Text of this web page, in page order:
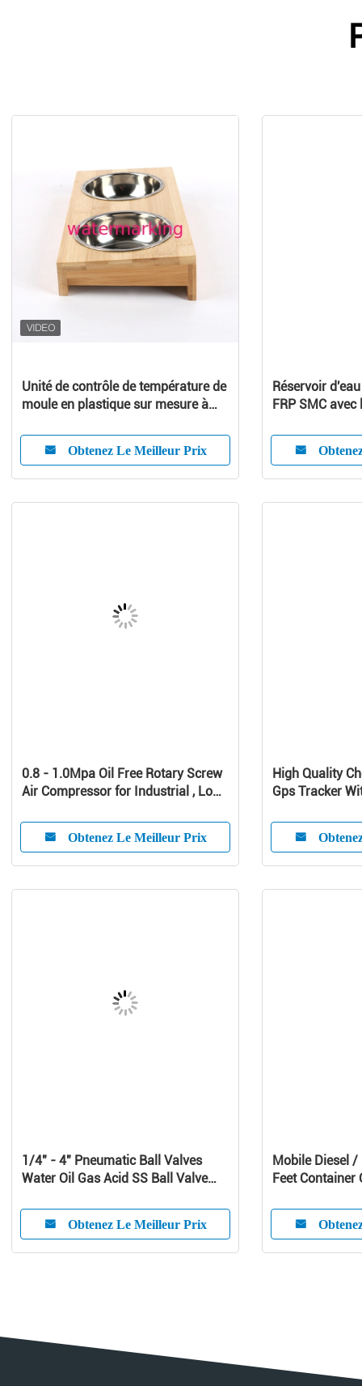
Unité de contrôle de température de
moule en plastique sur mesure à
Obtenez Le Meilleur Prix
Réservoir
FRP SMC
0.8 - 1.0Mpa Oil Free Rotary Screw
Air Compressor for Industrial , Low
Compressor
Obtenez Le Meilleur Prix
High Quality
Gps Tracker
1/4" - 4" Pneumatic Ball Valves
Water Oil Gas Acid SS Ball Valve
Obtenez Le Meilleur Prix
Mobile Diesel /
Feet Container